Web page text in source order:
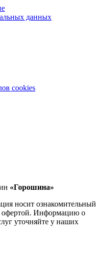
данных
cookies
«Горошина»
носит ознакомительный
офертой. Информацию о
уточняйте у наших